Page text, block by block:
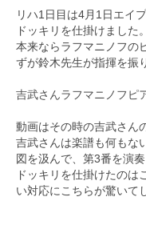
リハ1日目は4月1日エイ
ドッキリを仕掛けました。
本来ならラフマニノフの
ずが鈴木先生が指揮を振
吉武さんラフマニノフピ
動画はその時の吉武さん
吉武さんは楽譜も何もな
図を汲んで、第3番を演
ドッキリを仕掛けたのは
い対応にこちらが驚いて